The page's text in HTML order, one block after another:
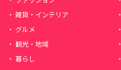
雑貨・インテリア
グルメ
観光・地域
暮らし